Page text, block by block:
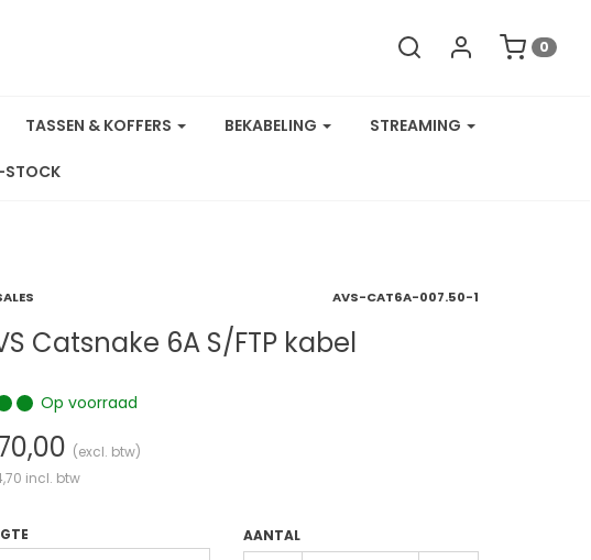
0
TASSEN & KOFFERS BEKABELING STREAMING
STOCK
AVS-CAT6A-007.50-1
Catsnake 6A S/FTP kabel
Op voorraad
(excl. btw)
incl. btw
AANTAL